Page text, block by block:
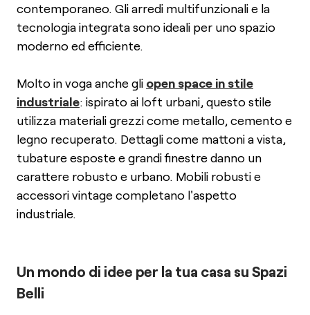
contemporaneo. Gli arredi multifunzionali e la
tecnologia integrata sono ideali per uno spazio
moderno ed efficiente.
Molto in voga anche gli open space in stile
industriale: ispirato ai loft urbani, questo stile
utilizza materiali grezzi come metallo, cemento e
legno recuperato. Dettagli come mattoni a vista,
tubature esposte e grandi finestre danno un
carattere robusto e urbano. Mobili robusti e
accessori vintage completano l'aspetto
industriale.
Un mondo di idee per la tua casa su Spazi
Belli